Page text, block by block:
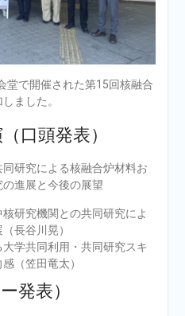
堂で開催された第15回核融合
ました。
口頭発表）
研究による核融合炉材料お
進展と今後の展望
研究機関との共同研究によ
長谷川晃）
学共同利用・共同研究スキ
（笠田竜太）
発表）